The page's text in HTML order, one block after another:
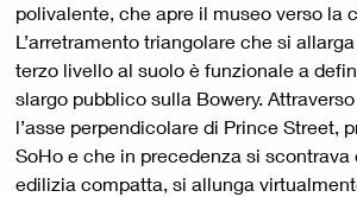
polivalente, che apre il museo verso la
L’arretramento triangolare che si
terzo livello al suolo è funzionale a
slargo pubblico sulla Bowery.
l’asse perpendicolare di Prince Street,
SoHo e che in precedenza si scontrava
edilizia compatta, si allunga